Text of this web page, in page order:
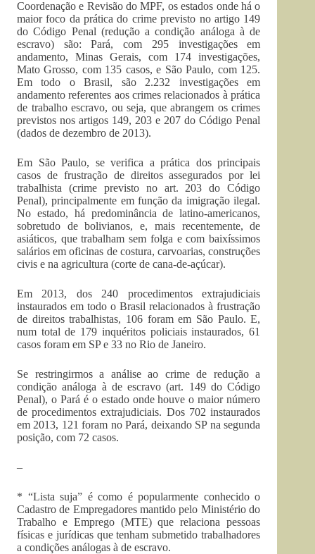
Coordenação e Revisão do MPF, os estados onde há o
maior foco da prática do crime previsto no artigo 149
do Código Penal (redução a condição análoga à de
escravo) são: Pará, com 295 investigações em
andamento, Minas Gerais, com 174 investigações,
Mato Grosso, com 135 casos, e São Paulo, com 125.
Em todo o Brasil, são 2.232 investigações em
andamento referentes aos crimes relacionados à prática
de trabalho escravo, ou seja, que abrangem os crimes
previstos nos artigos 149, 203 e 207 do Código Penal
(dados de dezembro de 2013).
Em São Paulo, se verifica a prática dos principais
casos de frustração de direitos assegurados por lei
trabalhista (crime previsto no art. 203 do Código
Penal), principalmente em função da imigração ilegal.
No estado, há predominância de latino-americanos,
sobretudo de bolivianos, e, mais recentemente, de
asiáticos, que trabalham sem folga e com baixíssimos
salários em oficinas de costura, carvoarias, construções
civis e na agricultura (corte de cana-de-açúcar).
Em 2013, dos 240 procedimentos extrajudiciais
instaurados em todo o Brasil relacionados à frustração
de direitos trabalhistas, 106 foram em São Paulo. E,
num total de 179 inquéritos policiais instaurados, 61
casos foram em SP e 33 no Rio de Janeiro.
Se restringirmos a análise ao crime de redução a
condição análoga à de escravo (art. 149 do Código
Penal), o Pará é o estado onde houve o maior número
de procedimentos extrajudiciais. Dos 702 instaurados
em 2013, 121 foram no Pará, deixando SP na segunda
posição, com 72 casos.
–
* “Lista suja” é como é popularmente conhecido o
Cadastro de Empregadores mantido pelo Ministério do
Trabalho e Emprego (MTE) que relaciona pessoas
físicas e jurídicas que tenham submetido trabalhadores
a condições análogas à de escravo.